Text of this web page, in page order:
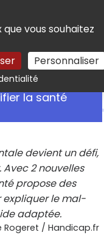
vous souhaitez
Personnaliser
Rechercher
la santé
devient un défi,
2 nouvelles
propose des
expliquer le mal-
adaptée.
Rogeret / Handicap.fr